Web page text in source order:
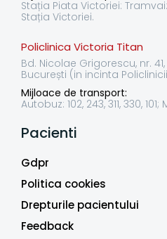
Stația Piata Victoriei:
Stația Victoriei.
Policlinica Victoria Titan
Bd. Nicolae Grigorescu, nr.
București (in incinta
Mijloace de transport:
Autobuz: 102, 243, 311, 330, 101;
Pacienti
Gdpr
Politica cookies
Drepturile pacientului
Feedback